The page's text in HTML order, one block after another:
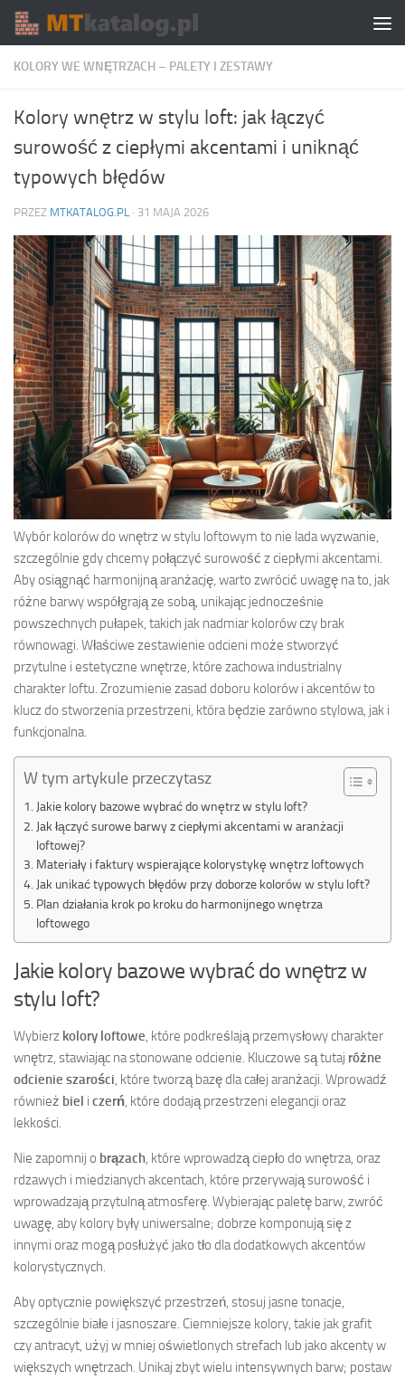
Skip to content
KOLORY WE WNĘTRZACH – PALETY I ZESTAWY
Kolory wnętrz w stylu loft: jak łączyć
surowość z ciepłymi akcentami i uniknąć
typowych błędów
PRZEZ MTKATALOG.PL · 31 MAJA 2026
Wybór kolorów do wnętrz w stylu loftowym to nie lada wyzwanie,
szczególnie gdy chcemy połączyć surowość z ciepłymi akcentami.
Aby osiągnąć harmonijną aranżację, warto zwrócić uwagę na to, jak
różne barwy współgrają ze sobą, unikając jednocześnie
powszechnych pułapek, takich jak nadmiar kolorów czy brak
równowagi. Właściwe zestawienie odcieni może stworzyć
przytulne i estetyczne wnętrze, które zachowa industrialny
charakter loftu. Zrozumienie zasad doboru kolorów i akcentów to
klucz do stworzenia przestrzeni, która będzie zarówno stylowa, jak i
funkcjonalna.
W tym artykule przeczytasz
Jakie kolory bazowe wybrać do wnętrz w stylu loft?
Jak łączyć surowe barwy z ciepłymi akcentami w aranżacji
loftowej?
Materiały i faktury wspierające kolorystykę wnętrz loftowych
Jak unikać typowych błędów przy doborze kolorów w stylu loft?
Plan działania krok po kroku do harmonijnego wnętrza
loftowego
Jakie kolory bazowe wybrać do wnętrz w
stylu loft?
Wybierz kolory loftowe , które podkreślają przemysłowy charakter
wnętrz, stawiając na stonowane odcienie. Kluczowe są tutaj różne
odcienie szarości , które tworzą bazę dla całej aranżacji. Wprowadź
również biel i czerń , które dodają przestrzeni elegancji oraz
lekkości.
Nie zapomnij o brązach , które wprowadzą ciepło do wnętrza, oraz
rdzawych i miedzianych akcentach, które przerywają surowość i
wprowadzają przytulną atmosferę. Wybierając paletę barw, zwróć
uwagę, aby kolory były uniwersalne; dobrze komponują się z
innymi oraz mogą posłużyć jako tło dla dodatkowych akcentów
kolorystycznych.
Aby optycznie powiększyć przestrzeń, stosuj jasne tonacje,
szczególnie białe i jasnoszare. Ciemniejsze kolory, takie jak grafit
czy antracyt, użyj w mniej oświetlonych strefach lub jako akcenty w
większych wnętrzach. Unikaj zbyt wielu intensywnych barw; postaw